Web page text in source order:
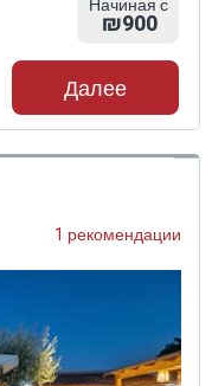
Начиная с
₪900
Далее
1 рекомендации